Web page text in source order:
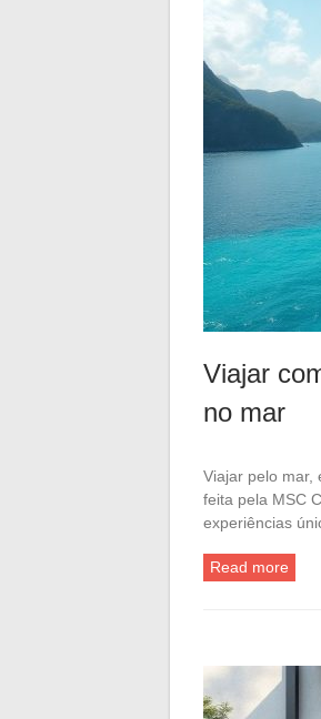
Viajar
no mar
Viajar pelo mar,
feita pela MSC
experiências
Read more